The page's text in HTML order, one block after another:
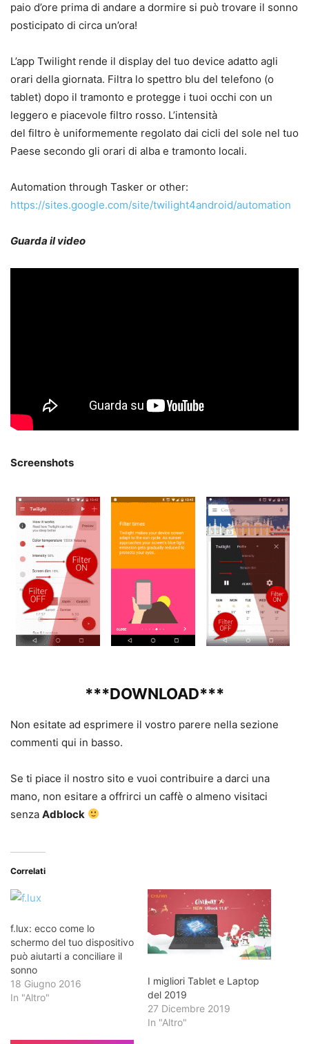
paio d’ore prima di andare a dormire si può trovare il sonno
posticipato di circa un’ora!
L’app Twilight rende il display del tuo device adatto agli
orari della giornata. Filtra lo spettro blu del telefono (o
tablet) dopo il tramonto e protegge i tuoi occhi con un
leggero e piacevole filtro rosso. L’intensità
del filtro è uniformemente regolato dai cicli del sole nel tuo
Paese secondo gli orari di alba e tramonto locali.
Automation through Tasker or other:
https://sites.google.com/site/twilight4android/automation
Guarda il video
Screenshots
***DOWNLOAD***
Non esitate ad esprimere il vostro parere nella sezione
commenti qui in basso.
Se ti piace il nostro sito e vuoi contribuire a darci una
mano, non esitare a offrirci un caffè o almeno visitaci
senza Adblock
Correlati
f.lux: ecco come lo
schermo del tuo dispositivo
può aiutarti a conciliare il
sonno
18 Giugno 2016
In "Altro"
I migliori Tablet e Laptop
del 2019
27 Dicembre 2019
In "Altro"